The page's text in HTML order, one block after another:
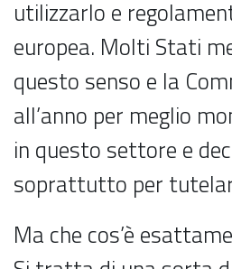
utilizzarlo e
europea. Molti Stati
questo senso e la
all’anno per meglio
in questo settore e
soprattutto per
Ma che cos’è